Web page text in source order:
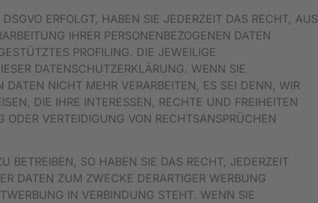
ERFOLGT, HABEN SIE JEDERZEIT DAS RECHT, AUS
IHRER PERSONENBEZOGENEN DATEN
PROFILING. DIE JEWEILIGE
DATENSCHUTZERKLÄRUNG. WENN SIE
DATEN NICHT MEHR VERARBEITEN, ES SEI DENN, WIR
DIE IHRE INTERESSEN, RECHTE UND FREIHEITEN
VERTEIDIGUNG VON RECHTSANSPRÜCHEN
BETREIBEN, SO HABEN SIE DAS RECHT, JEDERZEIT
DATEN ZUM ZWECKE DERARTIGER WERBUNG
IN VERBINDUNG STEHT. WENN SIE